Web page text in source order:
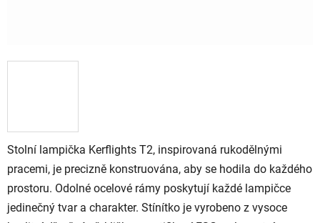
Stolní lampička Kerflights T2, inspirovaná rukodělnými
pracemi, je precizně konstruována, aby se hodila do každého
prostoru. Odolné ocelové rámy poskytují každé lampičce
jedinečný tvar a charakter. Stínítko je vyrobeno z vysoce